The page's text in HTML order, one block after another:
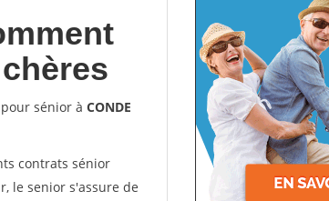
sénior à CONDE
contrats sénior
le senior s'assure de